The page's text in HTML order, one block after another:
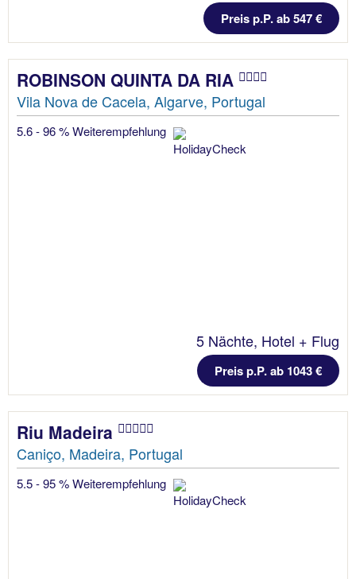
Preis p.P. ab 547 €
ROBINSON QUINTA DA RIA
Vila Nova de Cacela, Algarve, Portugal
5.6 - 96 % Weiterempfehlung
5 Nächte, Hotel + Flug
Preis p.P. ab 1043 €
Riu Madeira
Caniço, Madeira, Portugal
5.5 - 95 % Weiterempfehlung